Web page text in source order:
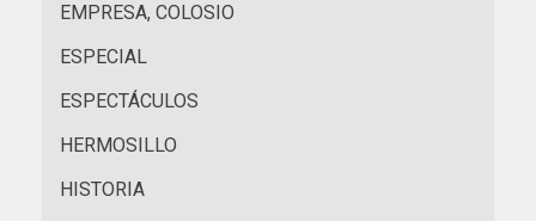
EMPRESA, COLOSIO
ESPECIAL
ESPECTÁCULOS
HERMOSILLO
HISTORIA